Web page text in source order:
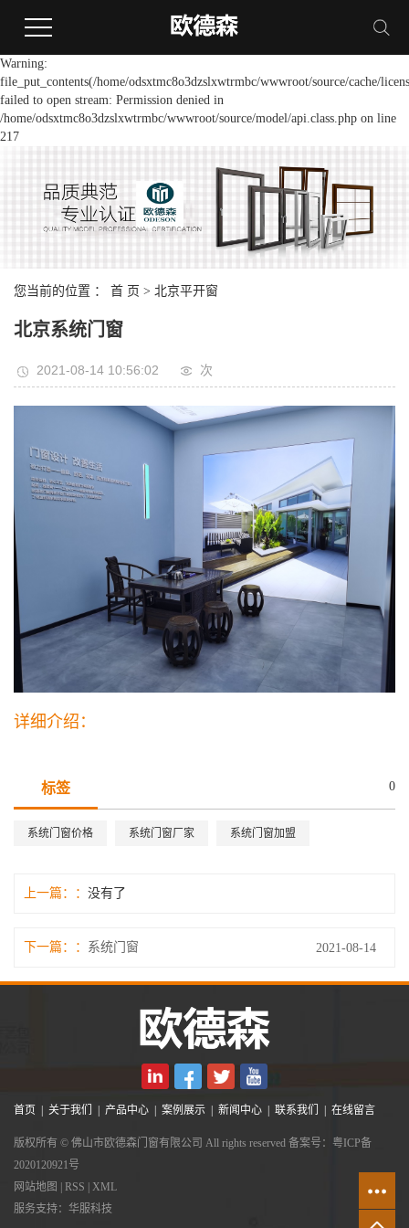
Warning:
file_put_contents(/home/odsxtmc8o3dzslxwtrmbc/wwwroot/source/cache/
failed to open stream: Permission denied in
/home/odsxtmc8o3dzslxwtrmbc/wwwroot/source/model/api.class.php on line
217
您当前的位置 ： 首 页 > 北京平开窗
北京系统门窗
2021-08-14 10:56:02 次
详细介绍：
标签 0
系统门窗价格 系统门窗厂家 系统门窗加盟
上一篇： 没有了
下一篇： 系统门窗 2021-08-14
首页 关于我们 产品中心 案例展示 新闻中心 联系我们 在线留言
版权所有 © 佛山市欧德森门窗有限公司 All rights reserved 备案号： 粤ICP备
2020120921号
网站地图
RSS
XML
服务支持： 华服科技